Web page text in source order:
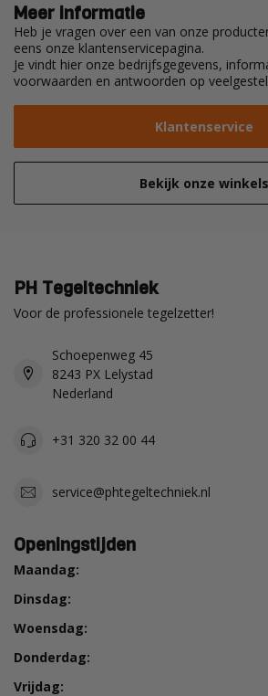
Meer informatie
Heb je vragen over een van onze
eens onze klantenservicepagina.
Je vindt hier onze bedrijfsgegevens,
voorwaarden en antwoorden op
Klantenservice
Bekijk onze winkels
PH Tegeltechniek
Voor de professionele tegelzetter!
Schoepenweg 45
8243 PX Lelystad
Nederland
+31 320 32 00 44
service@phtegeltechniek.nl
Openingstijden
Maandag:
Dinsdag:
Woensdag:
Donderdag:
Vrijdag: